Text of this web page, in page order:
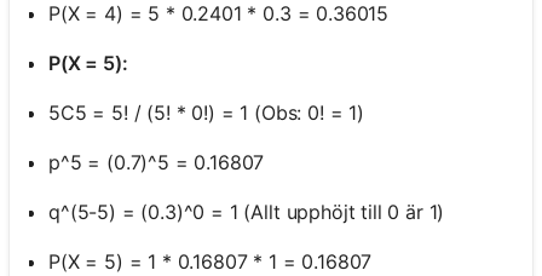
P(X = 4) = 5 * 0.2401 * 0.3 = 0.36015
P(X = 5):
5C5 = 5! / (5! * 0!) = 1 (Obs: 0! = 1)
p^5 = (0.7)^5 = 0.16807
q^(5-5) = (0.3)^0 = 1 (Allt upphöjt till 0 är 1)
P(X = 5) = 1 * 0.16807 * 1 = 0.16807